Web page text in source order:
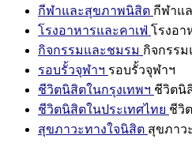
กีฬาและสุขภาพนิสิต กีฬาแ
โรงอาหารและคาเฟ่ โรงอา
กิจกรรมและชมรม กิจกรร
รอบรั้วจุฬาฯ รอบรั้วจุฬาฯ
ชีวิตนิสิตในกรุงเทพฯ ชีวิตนิ
ชีวิตนิสิตในประเทศไทย ชีวิ
สุขภาวะทางใจนิสิต สุขภาว